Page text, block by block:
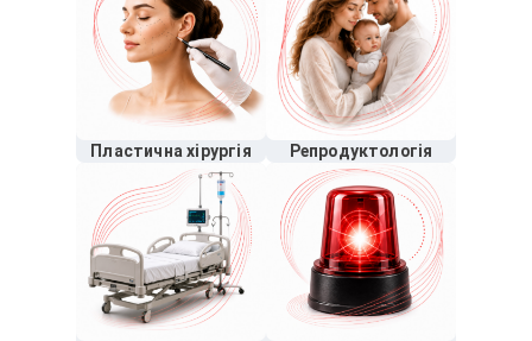
Пластична хірургія Репродуктологія